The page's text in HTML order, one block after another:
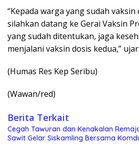
“Kepada warga yang sudah
silahkan datang ke Gerai Vaksin
yang sudah ditentukan, jaga
menjalani vaksin dosis kedua,”
(Humas Res Kep Seribu)
(Wawan/red)
Berita Terkait
Cegah Tawuran dan Kenakalan
Sawit Gelar Siskamling Bersama